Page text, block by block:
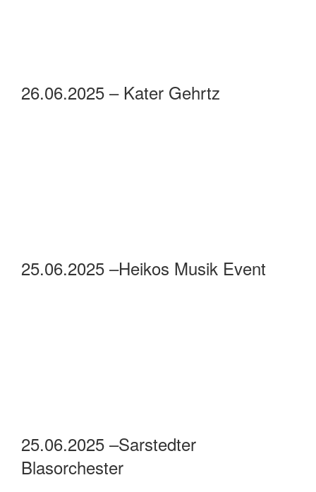
26.06.2025 – Kater Gehrtz
25.06.2025 –Heikos Musik Event
25.06.2025 –Sarstedter
Blasorchester